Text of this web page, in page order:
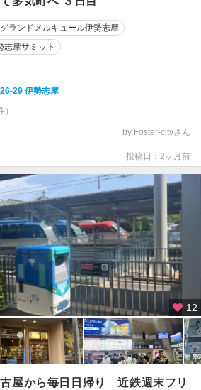
グランドメルキュール伊勢志摩
志摩サミット
29 伊勢志摩
by Foster-cityさん
投稿日：2ヶ月前
12
屋から毎日日帰り 近鉄週末フリ